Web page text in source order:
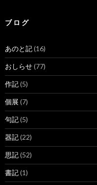
ブ ロ グ
あのと記(16)
おしらせ(77)
作記(5)
個展 (7)
句記(5)
器記(22)
思記(52)
書記(1)